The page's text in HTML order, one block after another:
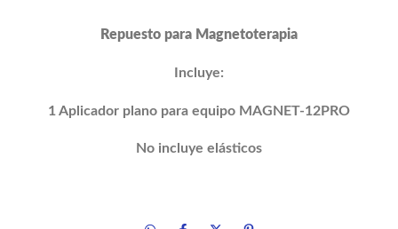
Repuesto para Magnetoterapia
Incluye:
1 Aplicador plano para equipo MAGNET-12PRO
No incluye elásticos